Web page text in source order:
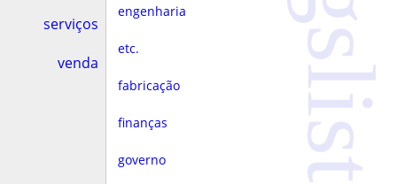
serviços
venda
engenharia
etc.
fabricação
finanças
governo